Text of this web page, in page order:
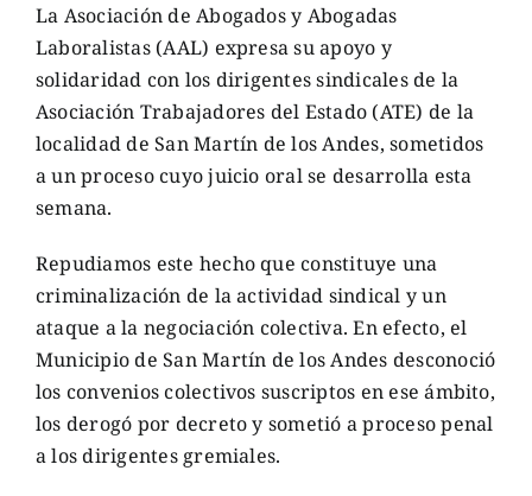
La Asociación de Abogados y Abogadas
Laboralistas (AAL) expresa su apoyo y
solidaridad con los dirigentes sindicales de la
Asociación Trabajadores del Estado (ATE) de la
localidad de San Martín de los Andes, sometidos
a un proceso cuyo juicio oral se desarrolla esta
semana.
Repudiamos este hecho que constituye una
criminalización de la actividad sindical y un
ataque a la negociación colectiva. En efecto, el
Municipio de San Martín de los Andes desconoció
los convenios colectivos suscriptos en ese ámbito,
los derogó por decreto y sometió a proceso penal
a los dirigentes gremiales.